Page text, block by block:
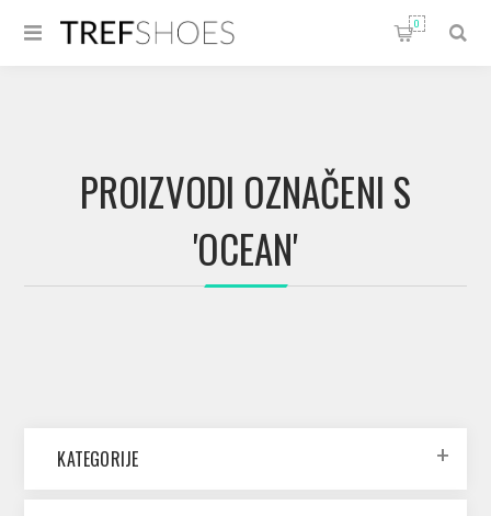
0
PROIZVODI OZNAČENI S
'OCEAN'
KATEGORIJE